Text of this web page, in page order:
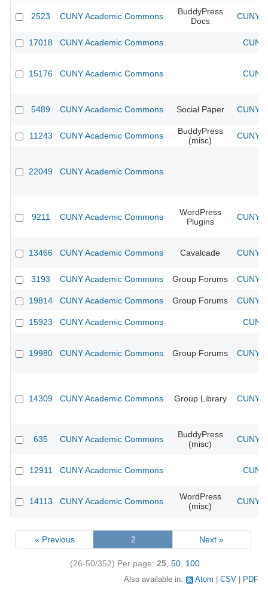
2523 CUNY Academic Commons
BuddyPress
Docs
CUNY
17018 CUNY Academic Commons
15176 CUNY Academic Commons
5489 CUNY Academic Commons Social Paper CUNY
11243 CUNY Academic Commons
BuddyPress
(misc)
CUNY
22049 CUNY Academic Commons
9211 CUNY Academic Commons
WordPress
Plugins
CUNY
13466 CUNY Academic Commons Cavalcade CUNY
3193 CUNY Academic Commons Group Forums CUNY
19814 CUNY Academic Commons Group Forums CUNY
15923 CUNY Academic Commons
19980 CUNY Academic Commons Group Forums CUNY
14309 CUNY Academic Commons Group Library CUNY
635 CUNY Academic Commons
BuddyPress
(misc)
CUNY
12911 CUNY Academic Commons
14113 CUNY Academic Commons
WordPress
(misc)
CUNY
« Previous 2 Next »
(26-50/352) Per page: 25 50 100
Also available in: Atom CSV PDF